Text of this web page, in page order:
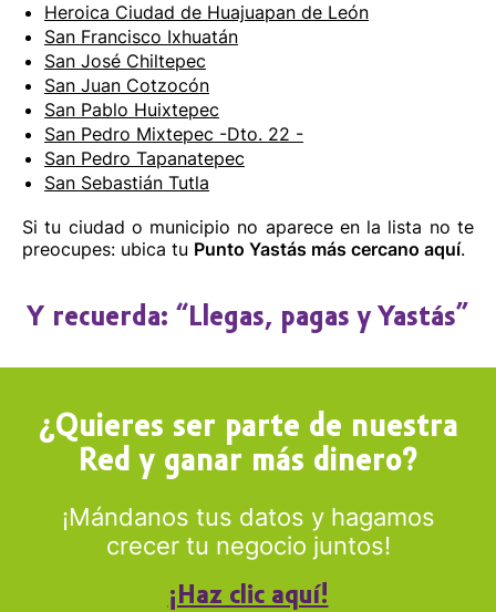
Heroica Ciudad de Huajuapan de León
San Francisco Ixhuatán
San José Chiltepec
San Juan Cotzocón
San Pablo Huixtepec
San Pedro Mixtepec -Dto. 22 -
San Pedro Tapanatepec
San Sebastián Tutla
Si tu ciudad o municipio no aparece en la lista no te
preocupes: ubica tu Punto Yastás más cercano aquí.
Y recuerda: “Llegas, pagas y Yastás”
¿Quieres ser parte de nuestra
Red y ganar más dinero?
¡Mándanos tus datos y hagamos
crecer tu negocio juntos!
¡Haz clic aquí!